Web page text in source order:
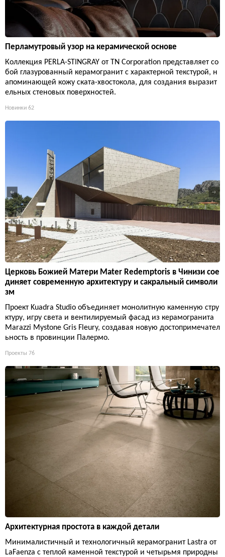
Перламутровый узор на керамической основе
Коллекция PERLA-STINGRAY от TN Corporation представляет со
бой глазурованный керамогранит с характерной текстурой, н
апоминающей кожу ската-хвостокола, для создания выразит
ельных стеновых поверхностей.
Новинки 62
Церковь Божией Матери Mater Redemptoris в Чинизи сое
диняет современную архитектуру и сакральный символи
зм
Проект Kuadra Studio объединяет монолитную каменную стру
ктуру, игру света и вентилируемый фасад из керамогранита
Marazzi Mystone Gris Fleury, создавая новую достопримечател
ьность в провинции Палермо.
Проекты 76
Архитектурная простота в каждой детали
Минималистичный и технологичный керамогранит Lastra от
LaFaenza с теплой каменной текстурой и четырьмя природны